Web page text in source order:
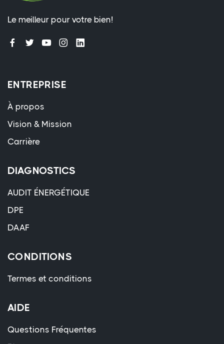
Le meilleur pour votre bien!
ENTREPRISE
À propos
Vision & Mission
Carrière
DIAGNOSTICS
AUDIT ÉNERGÉTIQUE
DPE
DAAF
CONDITIONS
Termes et conditions
AIDE
Questions Fréquentes